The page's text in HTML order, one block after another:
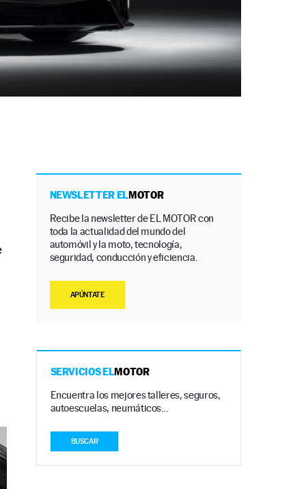
NEWSLETTER ELMOTOR
Recibe la newsletter de EL MOTOR con
toda la actualidad del mundo del
automóvil y la moto, tecnología,
seguridad, conducción y eficiencia.
APÚNTATE
SERVICIOS ELMOTOR
Encuentra los mejores talleres, seguros,
autoescuelas, neumáticos…
BUSCAR